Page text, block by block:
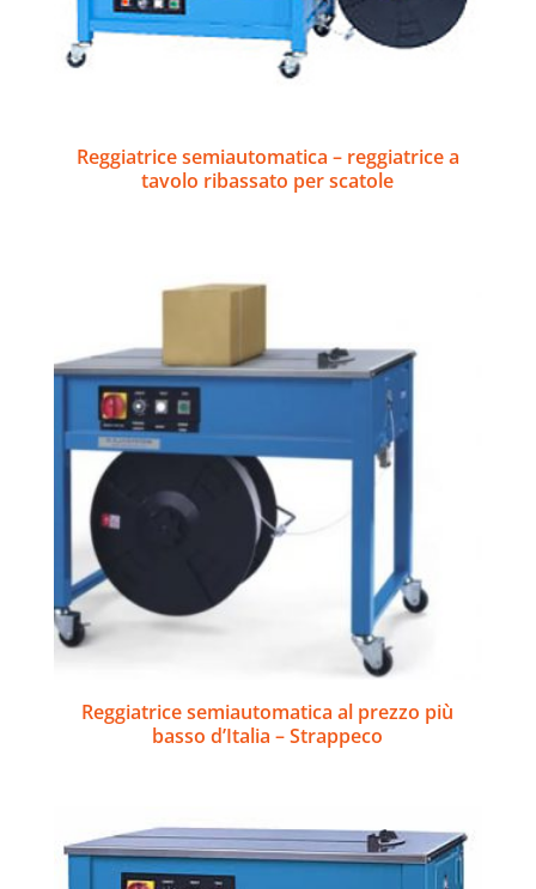
Reggiatrice semiautomatica – reggiatrice a
tavolo ribassato per scatole
Reggiatrice semiautomatica al prezzo più
basso d’Italia – Strappeco